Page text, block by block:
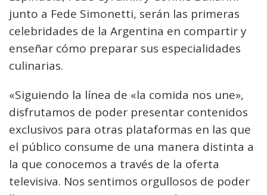
junto a Fede Simonetti, serán las primeras
celebridades de la Argentina en compartir y
enseñar cómo preparar sus especialidades
culinarias.
«Siguiendo la línea de «la comida nos une»,
disfrutamos de poder presentar contenidos
exclusivos para otras plataformas en las que
el público consume de una manera distinta a
la que conocemos a través de la oferta
televisiva. Nos sentimos orgullosos de poder